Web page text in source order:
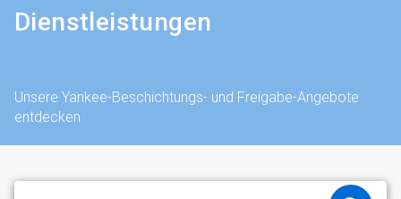
Dienstleistungen
Unsere Yankee-Beschichtungs- und Freigabe-Angebote
entdecken